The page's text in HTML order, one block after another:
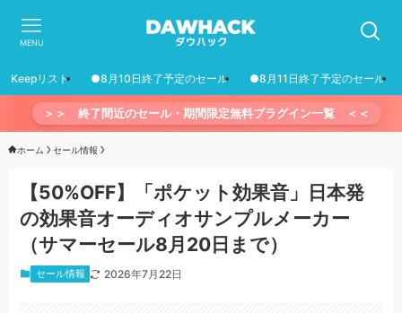
MENU
Keepリスト ●8月10日終了予定のセール ●8月11日終了予定のセール
＞＞ 終了間近のセール・期間限定無料プラグイン一覧 ＜＜
ホーム セール情報
【50%OFF】「ポケット効果音」日本発
の効果音オーディオサンプルメーカー
（サマーセール8月20日まで）
セール情報 2026年7月22日